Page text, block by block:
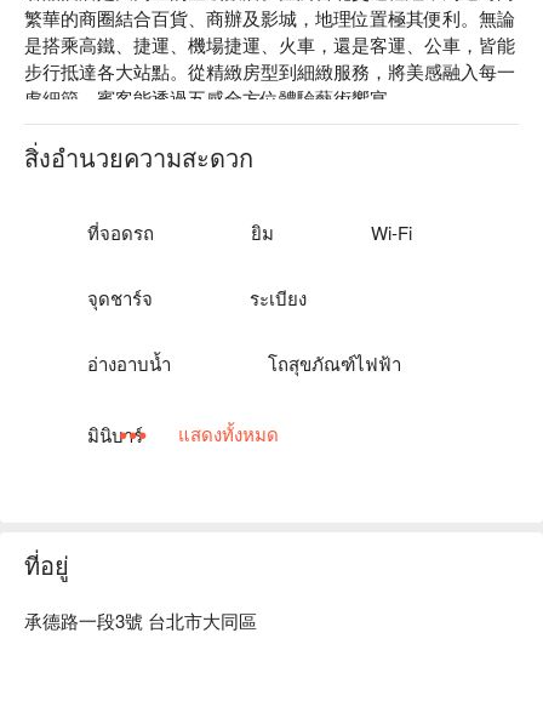
繁華的商圈結合百貨、商辦及影城，地理位置極其便利。無論
是搭乘高鐵、捷運、機場捷運、火車，還是客運、公車，皆能
步行抵達各大站點。從精緻房型到細緻服務，將美感融入每一
處細節，賓客能透過五感全方位體驗藝術饗宴。
君品酒店評價：Google 4.4 星
君品酒店推薦：整體以尊貴如帝王般的豪華氛圍為設計核心，
假或洽公，盡情享受星級私密與舒適感。
สิ่งอำนวยความสะดวก
ที่จอดรถ ยิม Wi-Fi
จุดชาร์จ ระเบียง
อ่างอาบน้ำ โถสุขภัณฑ์ไฟฟ้า
มินิบาร์ แสดงทั้งหมด
ที่อยู่
承德路一段3號 台北市大同區